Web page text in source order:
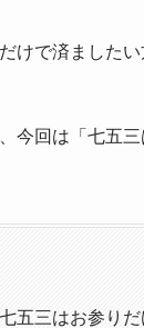
けで済ました
今回は「七五
七五三はお参り